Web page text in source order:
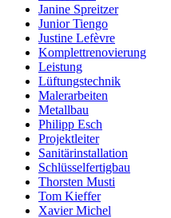
Janine Spreitzer
Junior Tiengo
Justine Lefèvre
Komplettrenovierung
Leistung
Lüftungstechnik
Malerarbeiten
Metallbau
Philipp Esch
Projektleiter
Sanitärinstallation
Schlüsselfertigbau
Thorsten Musti
Tom Kieffer
Xavier Michel